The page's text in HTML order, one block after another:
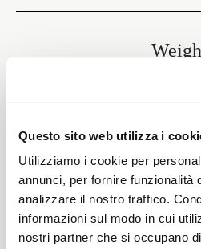
Questo sito web utilizza i
Utilizziamo i cookie per
annunci, per fornire funzionalità
analizzare il nostro traffico.
informazioni sul modo in cui
nostri partner che si occupano
156/160